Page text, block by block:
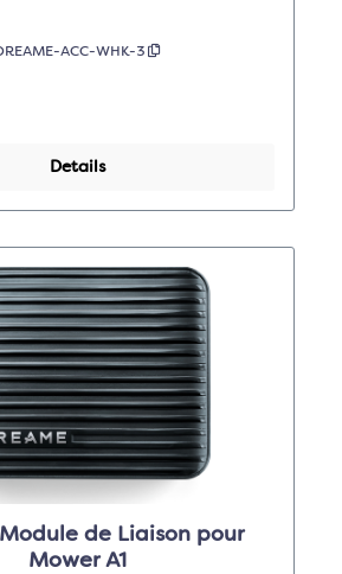
ACC-WHK-3
Details
de Liaison pour
Mower A1